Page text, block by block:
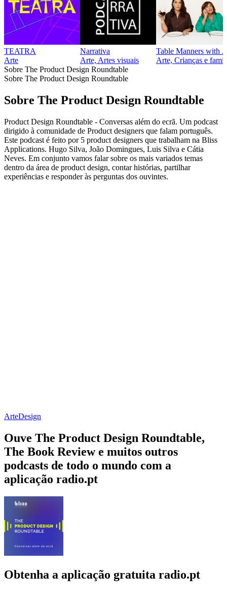
TEATRA
Arte
Narrativa
Arte, Artes visuais
Table Manners with
Arte, Crianças e
Sobre The Product Design Roundtable
Sobre The Product Design Roundtable
Sobre The Product Design Roundtable
Product Design Roundtable - Conversas além do ecrã. Um podcast
dirigido à comunidade de Product designers que falam português.
Este podcast é feito por 5 product designers que trabalham na Bliss
Applications. Hugo Silva, João Domingues, Luis Silva e Cátia
Neves. Em conjunto vamos falar sobre os mais variados temas
dentro da área de product design, contar histórias, partilhar
experiências e responder às perguntas dos ouvintes.
ArteDesign
Ouve The Product Design Roundtable,
The Book Review e muitos outros
podcasts de todo o mundo com a
aplicação radio.pt
Obtenha a aplicação gratuita radio.pt